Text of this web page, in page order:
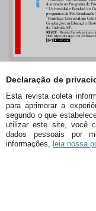
Declaração de
Esta revista coleta
para aprimorar a
segundo o que
utilizar este site, você
dados pessoais por
informações, leia nossa